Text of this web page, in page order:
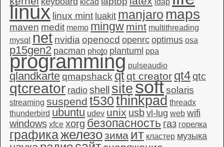
kicad ldap
linux linux mint luakit manjaro maps
maven medit memo mingw mint multithreading
mysql
net nvidiaopenocd openrc optimus osa
p15gen2 pacman photo plantuml ppa
programming pulseaudio
qlandkarteqmapshack qt qt creator qt4qtc
qtcreator radio shell sitesoftsolaris
streaming suspend t530thinkpad threadx
thunderbird ubuntu udev unix usb vl-lug web wifi
windows xfce xorg безопасность газ горелка
графикажелезозима ит кластер музыка